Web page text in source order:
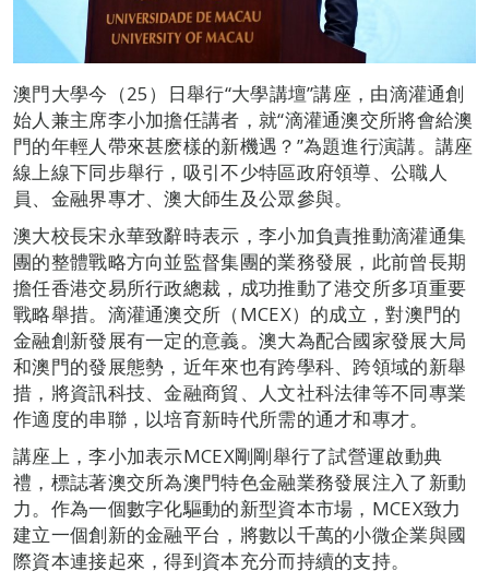
澳門大學今（25）日舉行“大學講壇”講座，由滴灌通創
始人兼主席李小加擔任講者，就“滴灌通澳交所將會給澳
門的年輕人帶來甚麽樣的新機遇？”為題進行演講。講座
線上線下同步舉行，吸引不少特區政府領導、公職人
員、金融界專才、澳大師生及公眾參與。
澳大校長宋永華致辭時表示，李小加負責推動滴灌通集
團的整體戰略方向並監督集團的業務發展，此前曾長期
擔任香港交易所行政總裁，成功推動了港交所多項重要
戰略舉措。滴灌通澳交所（MCEX）的成立，對澳門的
金融創新發展有一定的意義。澳大為配合國家發展大局
和澳門的發展態勢，近年來也有跨學科、跨領域的新舉
措，將資訊科技、金融商貿、人文社科法律等不同專業
作適度的串聯，以培育新時代所需的通才和專才。
講座上，李小加表示MCEX剛剛舉行了試營運啟動典
禮，標誌著澳交所為澳門特色金融業務發展注入了新動
力。作為一個數字化驅動的新型資本市場，MCEX致力
建立一個創新的金融平台，將數以千萬的小微企業與國
際資本連接起來，得到資本充分而持續的支持。